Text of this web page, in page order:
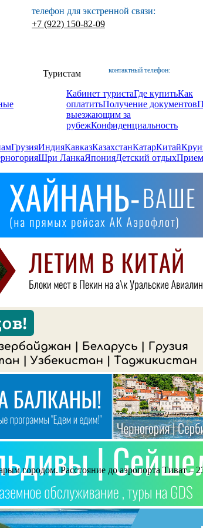
телефон для экстренной связи:
+7 (922) 150-82-09
контактный телефон:
Туристам
Кабинет туристаГде купитьКак
оплатитьПолучение документов
выезжающим за
рубежКонфиденциальность
ГрузияИндияКавказКазахстанКатарКитай
Шри ЛанкаЯпонияДетский отдых
городом. Расстояние до аэропорта Тиват –